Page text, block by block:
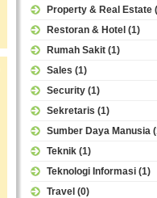
Property & Real Estate
Restoran & Hotel (1)
Rumah Sakit (1)
Sales (1)
Security (1)
Sekretaris (1)
Sumber Daya Manusia
Teknik (1)
Teknologi Informasi (1)
Travel (0)